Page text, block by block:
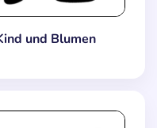
und Blumen